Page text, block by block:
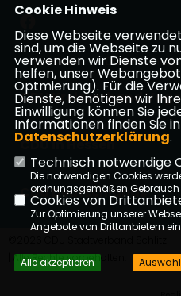
Impressum Datenschutz
CDU Kreisverband
CDU in Hessen
CDU Deutschlands
| Alle Rechte vorbehalten.
Cookie Hinweis
Diese Webseite
sind, um die Webseite zu
verwenden wir Dienste
helfen, unser
Optmierung). Für die
Dienste, benötigen wir
Einwilligung können Sie
Informationen finden Sie
Datenschutzerklärung.
Technisch notwendige
Die notwendigen Cookies
ordnungsgemäßen Gebrauch
Cookies von
Zur Optimierung unserer
Angebote von Drittanbietern
Alle akzeptieren